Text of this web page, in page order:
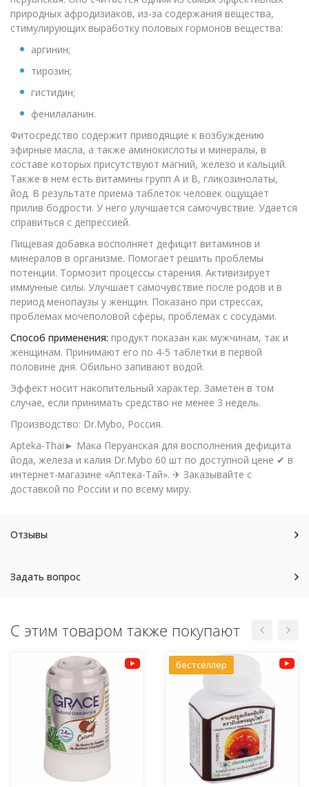
природных афродизиаков, из-за содержания вещества,
стимулирующих выработку половых гормонов вещества:
аргинин;
тирозин;
гистидин;
фенилаланин.
Фитосредство содержит приводящие к возбуждению
эфирные масла, а также аминокислоты и минералы, в
составе которых присутствуют магний, железо и кальций.
Также в нем есть витамины групп A и B, гликозинолаты,
йод. В результате приема таблеток человек ощущает
прилив бодрости. У него улучшается самочувствие. Удается
справиться с депрессией.
Пищевая добавка восполняет дефицит витаминов и
минералов в организме. Помогает решить проблемы
потенции. Тормозит процессы старения. Активизирует
иммунные силы. Улучшает самочувствие после родов и в
период менопаузы у женщин. Показано при стрессах,
проблемах мочеполовой сферы, проблемах с сосудами.
Способ применения: продукт показан как мужчинам, так и
женщинам. Принимают его по 4-5 таблетки в первой
половине дня. Обильно запивают водой.
Эффект носит накопительный характер. Заметен в том
случае, если принимать средство не менее 3 недель.
Производство: Dr.Mybo, Россия.
Apteka-Thai► Мака Перуанская для восполнения дефицита
йода, железа и калия Dr.Mybo 60 шт по доступной цене ✔ в
интернет-магазине «Аптека-Тай». ✈ Заказывайте с
доставкой по России и по всему миру.
Отзывы
Задать вопрос
С этим товаром также покупают
бестселлер